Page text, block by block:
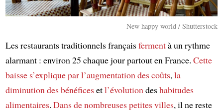
New happy world / Shutterstock
Les restaurants traditionnels françaisfermentà un rythme
alarmant : environ 25 chaque jour partout en France. Cette
baisse s’explique parl’augmentation des coûts, la
diminution des bénéficesetl’évolution deshabitudes
alimentaires. Dans de nombreuses petites villes, il ne reste